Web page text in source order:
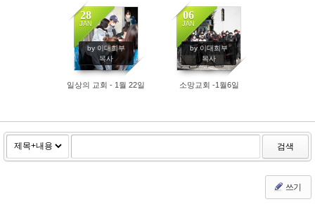
28
JAN
by 이대희부
목사
3628
일상의 교회 - 1월 22일
06
JAN
by 이대희부
목사
4009
소망교회 -1월6일
검색
쓰기